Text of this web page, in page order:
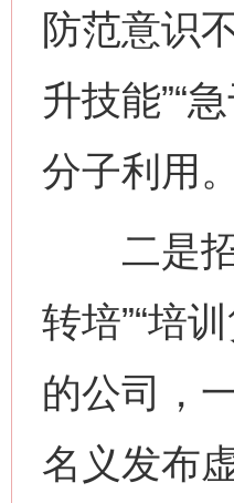
防范意识
升技能”“
分子利用。
二是招
转培”“培
的公司，
名义发布